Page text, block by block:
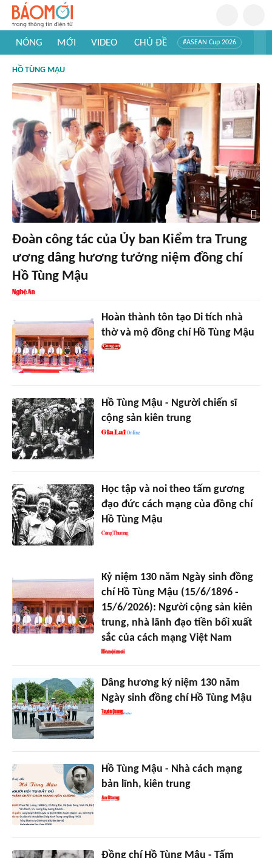
NÓNG MỚI VIDEO CHỦ ĐỀ #ASEAN Cup 2026
#Khám phá thế giới
HỒ TÙNG MẬU
Đoàn công tác của Ủy ban Kiểm tra Trung
ương dâng hương tưởng niệm đồng chí
Hồ Tùng Mậu
Hoàn thành tôn tạo Di tích nhà
thờ và mộ đồng chí Hồ Tùng Mậu
Hồ Tùng Mậu - Người chiến sĩ
cộng sản kiên trung
Học tập và noi theo tấm gương
đạo đức cách mạng của đồng chí
Hồ Tùng Mậu
Kỷ niệm 130 năm Ngày sinh đồng
chí Hồ Tùng Mậu (15/6/1896 -
15/6/2026): Người cộng sản kiên
trung, nhà lãnh đạo tiền bối xuất
sắc của cách mạng Việt Nam
Dâng hương kỷ niệm 130 năm
Ngày sinh đồng chí Hồ Tùng Mậu
Hồ Tùng Mậu - Nhà cách mạng
bản lĩnh, kiên trung
Đồng chí Hồ Tùng Mậu - Tấm